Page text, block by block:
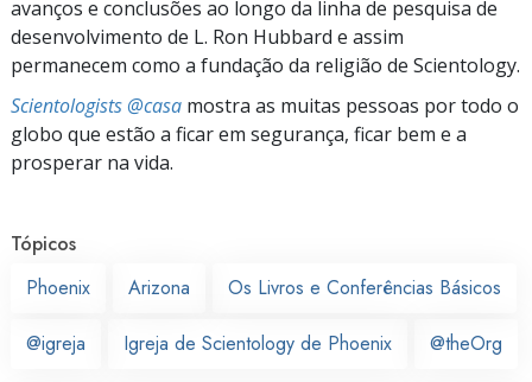
avanços e conclusões ao longo da linha de pesquisa de
desenvolvimento de L. Ron Hubbard e assim
permanecem como a fundação da religião de Scientology.
Scientologists @casa mostra as muitas pessoas por todo o
globo que estão a ficar em segurança, ficar bem e a
prosperar na vida.
Tópicos
Phoenix
Arizona Os Livros e Conferências Básicos
@igreja Igreja de Scientology de Phoenix @theOrg